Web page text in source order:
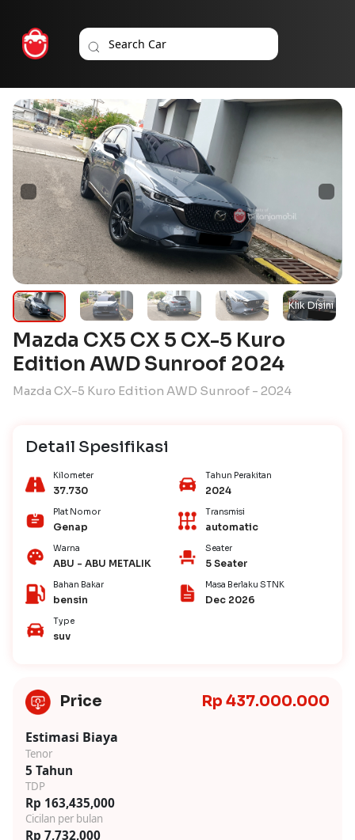
Mazda CX5 CX 5 CX-5 Kuro
Edition AWD Sunroof 2024
Mazda CX-5 Kuro Edition AWD Sunroof - 2024
Detail Spesifikasi
Kilometer
37.730
Tahun Perakitan
2024
Plat Nomor
Genap
Transmisi
automatic
Warna
ABU - ABU METALIK
Seater
5 Seater
Bahan Bakar
bensin
Masa Berlaku STNK
Dec 2026
Type
suv
Price Rp 437.000.000
Estimasi Biaya
Tenor
5 Tahun
TDP
Rp 163,435,000
Cicilan per bulan
Rp 7,732,000